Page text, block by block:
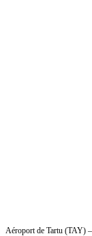
Aéroport de Tartu (TAY)